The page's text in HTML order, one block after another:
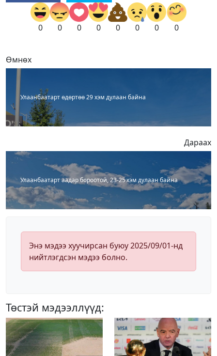
0 0 0 0 0 0 0 0
Өмнөх
Улаанбаатарт өдөртөө 29 хэм дулаан байна
Дараах
Улаанбаатарт аадар бороотой, 23-25 хэм дулаан байна
Энэ мэдээ хуучирсан буюу 2025/09/01-нд
нийтлэгдсэн мэдээ болно.
Төстэй мэдээллүүд: